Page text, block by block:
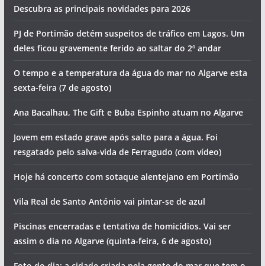
Descubra as principais novidades para 2026
PJ de Portimão detém suspeitos de tráfico em Lagos. Um
deles ficou gravemente ferido ao saltar do 2º andar
O tempo e a temperatura da água do mar no Algarve esta
sexta-feira (7 de agosto)
Ana Bacalhau, The Gift e Buba Espinho atuam no Algarve
Jovem em estado grave após salto para a água. Foi
resgatado pelo salva-vida de Ferragudo (com vídeo)
Hoje há concerto com sotaque alentejano em Portimão
Vila Real de Santo António vai pintar-se de azul
Piscinas encerradas e tentativa de homicídios. Vai ser
assim o dia no Algarve (quinta-feira, 6 de agosto)